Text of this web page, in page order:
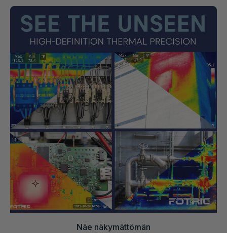
Näe näkymättömän